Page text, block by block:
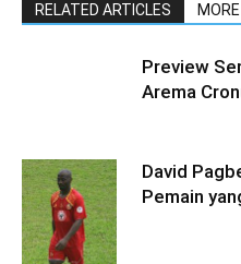
RELATED ARTICLES
Preview
Arema
David
Pemain